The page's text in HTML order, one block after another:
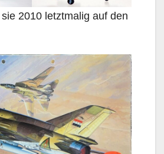
2010 letztmalig auf den